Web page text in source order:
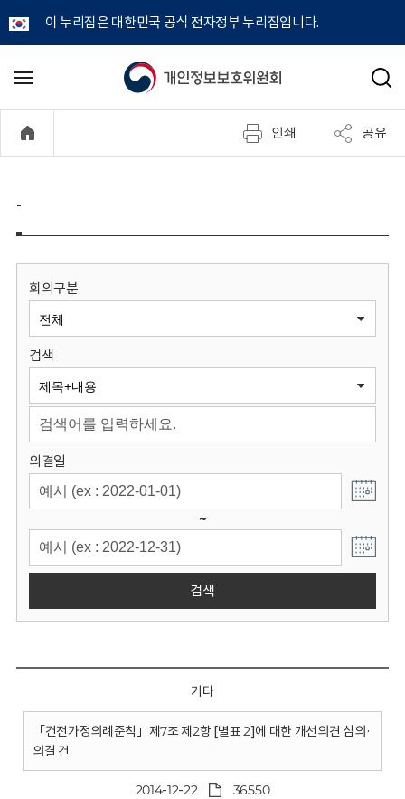
이 누리집은 대한민국 공식 전자정부 누리집입니다.
개
정
보
원
회
메
기
검
인쇄 공유
-
회의구분
검색
의결일
~
검색
기타
「건전가정의례준칙」제7조 제2항 [별표 2]에 대한 개선의견 심의·
의결 건
2014-12-22 36550